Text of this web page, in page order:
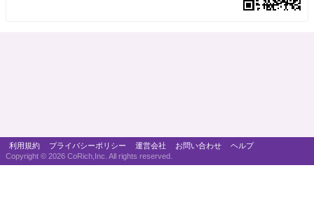
利用規約 プライバシーポリシー 運営会社 お問い合わせ
ヘルプ
Copyright © 2026 CoRich,Inc. All rights reserved.